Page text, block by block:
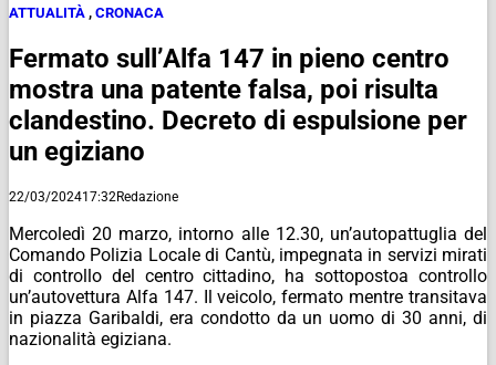
ATTUALITÀ , CRONACA
Fermato sull’Alfa 147 in pieno centro
mostra una patente falsa, poi risulta
clandestino. Decreto di espulsione per
un egiziano
22/03/202417:32Redazione
Mercoledì 20 marzo, intorno alle 12.30, un’autopattuglia del
Comando Polizia Locale di Cantù, impegnata in servizi mirati
di controllo del centro cittadino, ha sottopostoa controllo
un’autovettura Alfa 147. Il veicolo, fermato mentre transitava
in piazza Garibaldi, era condotto da un uomo di 30 anni, di
nazionalità egiziana.